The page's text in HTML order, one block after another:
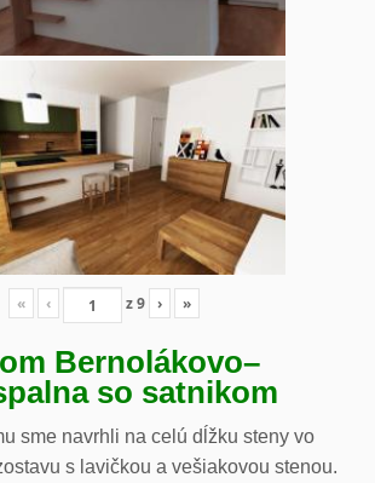
« ‹ z9 › »
Bernolákovo–
so satnikom
sme navrhli na celú dĺžku steny vo
s lavičkou a vešiakovou stenou.